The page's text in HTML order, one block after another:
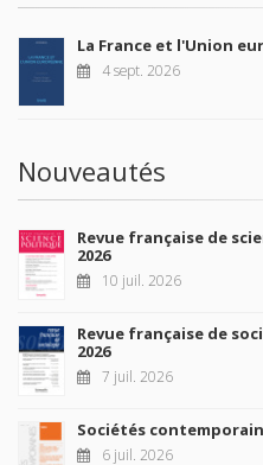
La France et l'Union
4 sept. 2026
Nouveautés
Revue française de
2026
10 juil. 2026
Revue française de
2026
7 juil. 2026
Sociétés
6 juil. 2026